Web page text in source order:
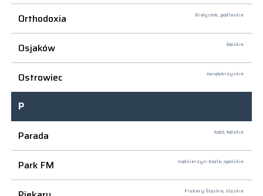
Orthodoxia Białystok, podlaskie
Osjaków łódzkie
Ostrowiec świętokrzyskie
P
Parada
Łódź, łódzkie
Park FM Kędzierzyn-Koźle, opolskie
Piekary Śląskie, śląskie